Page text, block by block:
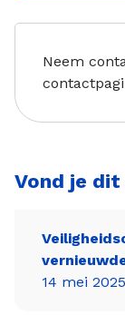
Neem
Vond je
14 mei 2025